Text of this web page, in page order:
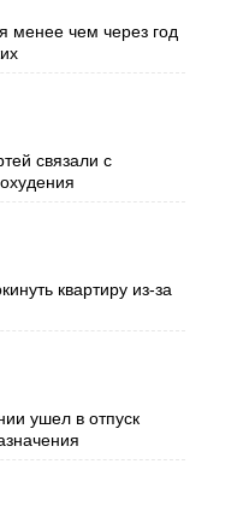
менее чем через год
связали с
квартиру из-за
ушел в отпуск